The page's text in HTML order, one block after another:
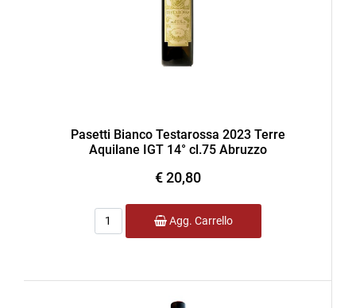
Pasetti Bianco Testarossa 2023 Terre
Aquilane IGT 14° cl.75 Abruzzo
€ 20,80
Quantità
Agg. Carrello